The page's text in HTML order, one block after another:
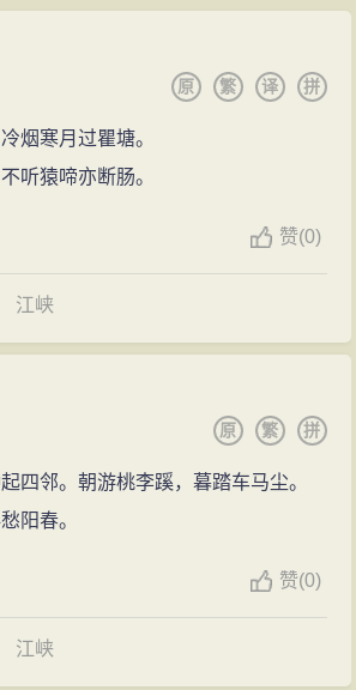
例为庶吉士，但因他生性耿直，所
），22岁这一年，正式授为中书
起草诏令之职，参与机密，由文笔
属从七品。
之时，也是大宦官刘瑾当权之时，
瑾，但没有用，何景明便请求还
四年，除读书、写书之外就是游
哥和父母相继去世。
刘瑾被诛，何景明官复中书舍
。讲官为帝王和大臣讲儒家经典，
），35岁这一年，何景明升为吏
封司、稽勋司和考功司。验封司掌
在短暂的一生中，写下了380首歌颂
，尚节义，鄙荣利，与（李）梦阳并
拼
译
繁
原
烟寒月过瞿塘。
听猿啼亦断肠。
赞(0)
江峡
拼
繁
原
四邻。朝游桃李蹊，暮踏车马尘。
阳春。
赞(0)
江峡